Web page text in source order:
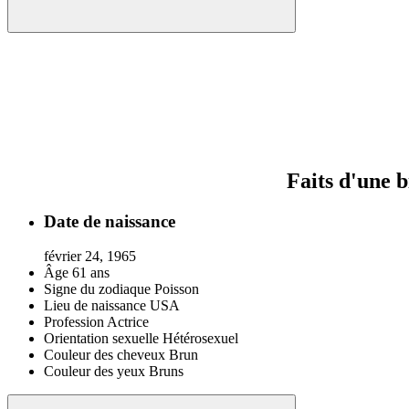
Faits d'une
Date de naissance
février 24, 1965
Âge 61 ans
Signe du zodiaque Poisson
Lieu de naissance USA
ProfessionActrice
Orientation sexuelle Hétérosexuel
Couleur des cheveux Brun
Couleur des yeux Bruns